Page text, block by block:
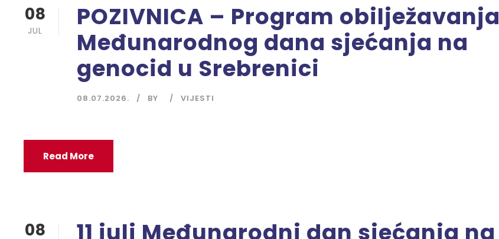
08
JUL
POZIVNICA – Program obilježavanja
Međunarodnog dana sjećanja na
genocid u Srebrenici
08.07.2026. BY VIJESTI
Read More
08
11 juli Međunarodni dan sjećanja na